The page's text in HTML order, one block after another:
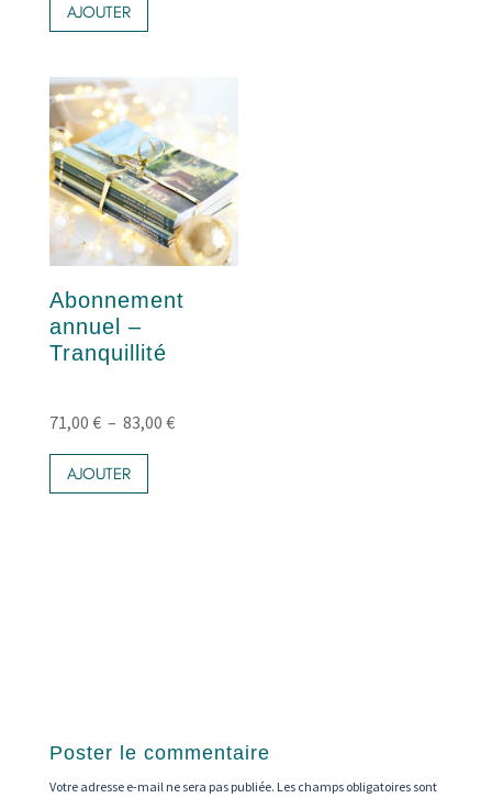
AJOUTER
a
options
peuvent
être
choisies
sur
la
page
du
produit
Abonnement
annuel –
Tranquillité
71,00 € – 83,00 €Plage
AJOUTER
a
produit
Poster le commentaire
Votre adresse e-mail ne sera pas publiée. Les champs obligatoires sont